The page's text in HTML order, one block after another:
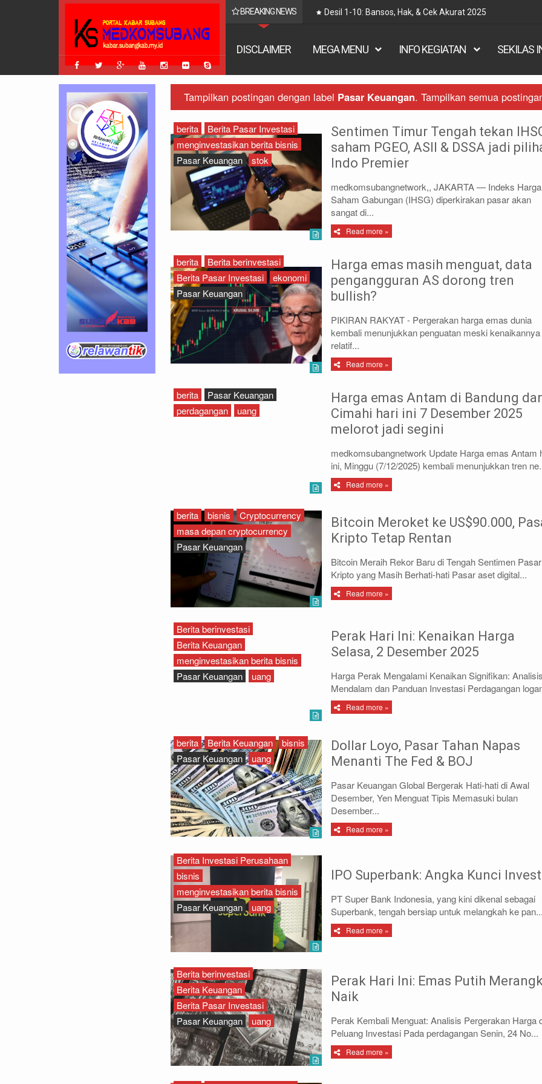
BREAKING NEWS Desil 1-10: Bansos, Hak, & Cek Akurat 2025
DISCLAIMER MEGA MENU INFO KEGIATAN SEKILAS
Tampilkan postingan dengan label Pasar Keuangan. Tampilkan semua
Sentimen Timur Tengah tekan
saham PGEO, ASII & DSSA jadi
Indo Premier
medkomsubangnetwork,, JAKARTA — Indeks Harga
Saham Gabungan (IHSG) diperkirakan pasar akan
sangat di...
Read more »
berita
Berita Pasar Investasi
menginvestasikan berita bisnis
Pasar Keuangan
stok
Harga emas masih menguat, data
pengangguran AS dorong tren
bullish?
PIKIRAN RAKYAT - Pergerakan harga emas dunia
kembali menunjukkan penguatan meski kenaikannya
relatif...
Read more »
berita
Berita berinvestasi
Berita Pasar Investasi
ekonomi
Pasar Keuangan
Harga emas Antam di Bandung
Cimahi hari ini 7 Desember 2025
melorot jadi segini
medkomsubangnetwork Update Harga emas Antam
ini, Minggu (7/12/2025) kembali menunjukkan tren
Read more »
berita
Pasar Keuangan
perdagangan
uang
Bitcoin Meroket ke US$90.000,
Kripto Tetap Rentan
Bitcoin Meraih Rekor Baru di Tengah Sentimen Pasar
Kripto yang Masih Berhati-hati Pasar aset digital...
Read more »
berita bisnis
Cryptocurrency
masa depan cryptocurrency
Pasar Keuangan
Perak Hari Ini: Kenaikan Harga
Selasa, 2 Desember 2025
Harga Perak Mengalami Kenaikan Signifikan: Analisis
Mendalam dan Panduan Investasi Perdagangan
Read more »
Berita berinvestasi
Berita Keuangan
menginvestasikan berita bisnis
Pasar Keuangan
uang
Dollar Loyo, Pasar Tahan Napas
Menanti The Fed & BOJ
Pasar Keuangan Global Bergerak Hati-hati di Awal
Desember, Yen Menguat Tipis Memasuki bulan
Desember...
Read more »
berita Berita Keuangan
bisnis
Pasar Keuangan
uang
IPO Superbank: Angka Kunci
PT Super Bank Indonesia, yang kini dikenal sebagai
Superbank, tengah bersiap untuk melangkah ke pan...
Read more »
Berita Investasi Perusahaan
bisnis
menginvestasikan berita bisnis
Pasar Keuangan
uang
Perak Hari Ini: Emas Putih
Naik
Perak Kembali Menguat: Analisis Pergerakan Harga
Peluang Investasi Pada perdagangan Senin, 24 No...
Read more »
Berita berinvestasi
Berita Keuangan
Berita Pasar Investasi
Pasar Keuangan
uang